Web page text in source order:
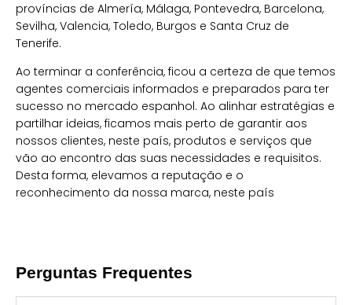
províncias de Almería, Málaga, Pontevedra, Barcelona,
Sevilha, Valencia, Toledo, Burgos e Santa Cruz de
Tenerife.
Ao terminar a conferência, ficou a certeza de que temos
agentes comerciais informados e preparados para ter
sucesso no mercado espanhol. Ao alinhar estratégias e
partilhar ideias, ficamos mais perto de garantir aos
nossos clientes, neste país, produtos e serviços que
vão ao encontro das suas necessidades e requisitos.
Desta forma, elevamos a reputação e o
reconhecimento da nossa marca, neste país
Perguntas Frequentes